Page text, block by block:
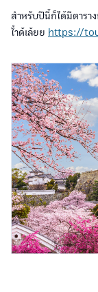
สำหรับปีนี้ก็ได้มีตารา
ไำด้เล้ยย https://